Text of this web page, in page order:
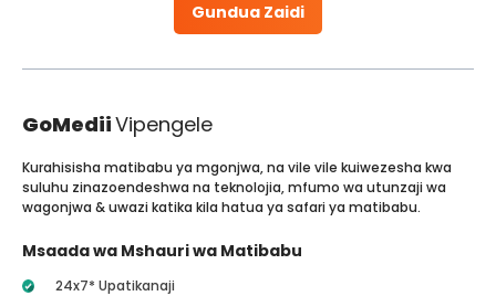
Gundua Zaidi
GoMediiVipengele
Kurahisisha matibabu ya mgonjwa, na vile vile kuiwezesha kwa
suluhu zinazoendeshwa na teknolojia, mfumo wa utunzaji wa
wagonjwa & uwazi katika kila hatua ya safari ya matibabu.
Msaada wa Mshauri wa Matibabu
24x7* Upatikanaji